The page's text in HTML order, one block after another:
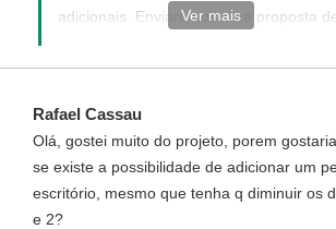
adicionais. Enviaremos uma proposta
funciona, quais os custos e como
Ver mais
Rafael Cassau
Olá, gostei muito do projeto, porem
se existe a possibilidade de adicionar um
escritório, mesmo que tenha q diminuir os
e 2?